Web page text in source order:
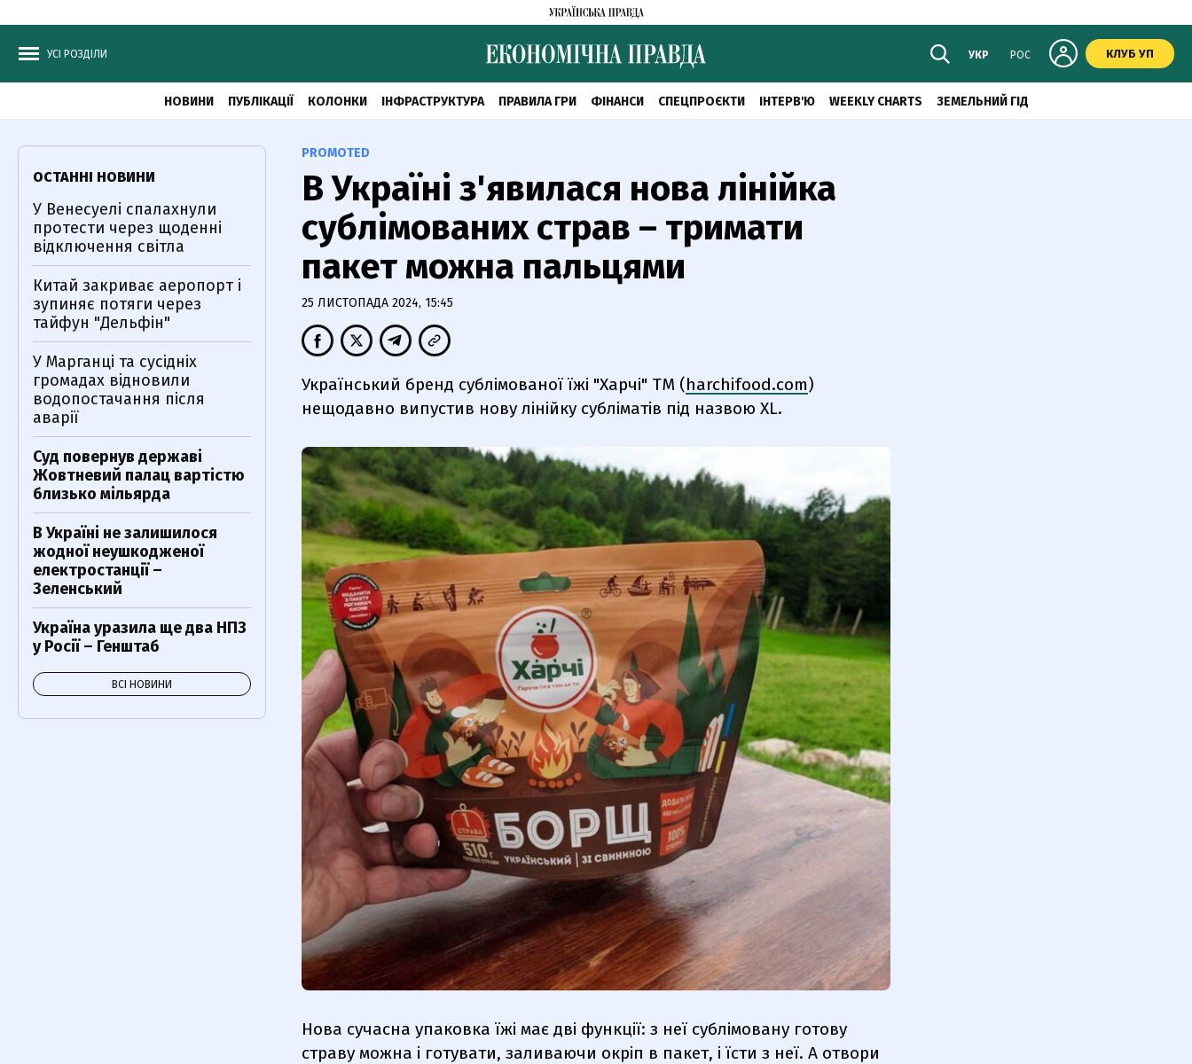
УСІ РОЗДІЛИ УКР РОС КЛУБ УП
НОВИНИ ПУБЛІКАЦІЇ КОЛОНКИ ІНФРАСТРУКТУРА ПРАВИЛА ГРИ ФІНАНСИ СПЕЦПРОЄКТИ ІНТЕРВ'Ю WEEKLY CHARTS ЗЕМЕЛЬНИЙ ГІД
PROMOTED
В Україні з'явилася нова лінійка
сублімованих страв – тримати
пакет можна пальцями
25 ЛИСТОПАДА 2024, 15:45
Український бренд сублімованої їжі "Харчі" ТМ (harchifood.com)
нещодавно випустив нову лінійку субліматів під назвою XL.
Нова сучасна упаковка їжі має дві функції: з неї сублімовану готову
страву можна і готувати, заливаючи окріп в пакет, і їсти з неї. А отвори
ОСТАННІ НОВИНИ
У Венесуелі спалахнули
протести через щоденні
відключення світла
Китай закриває аеропорт і
зупиняє потяги через
тайфун "Дельфін"
У Марганці та сусідніх
громадах відновили
водопостачання після
аварії
Суд повернув державі
Жовтневий палац вартістю
близько мільярда
В Україні не залишилося
жодної неушкодженої
електростанції –
Зеленський
Україна уразила ще два НПЗ
у Росії – Генштаб
ВСІ НОВИНИ